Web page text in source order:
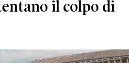
il colpo di